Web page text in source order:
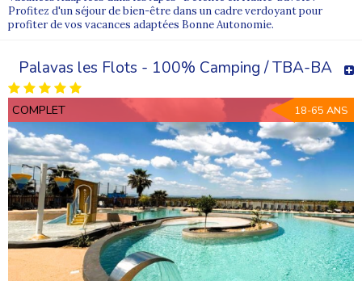
Profitez d'un séjour de bien-être dans un cadre verdoyant pour
profiter de vos vacances adaptées Bonne Autonomie.
Palavas les Flots - 100% Camping / TBA-BA
COMPLET 18-65 ANS